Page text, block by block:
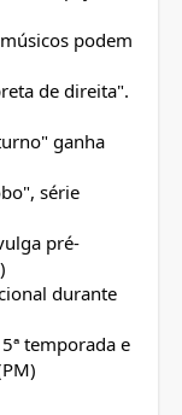
podem
de direita".
ganha
série
pré-
durante
temporada e